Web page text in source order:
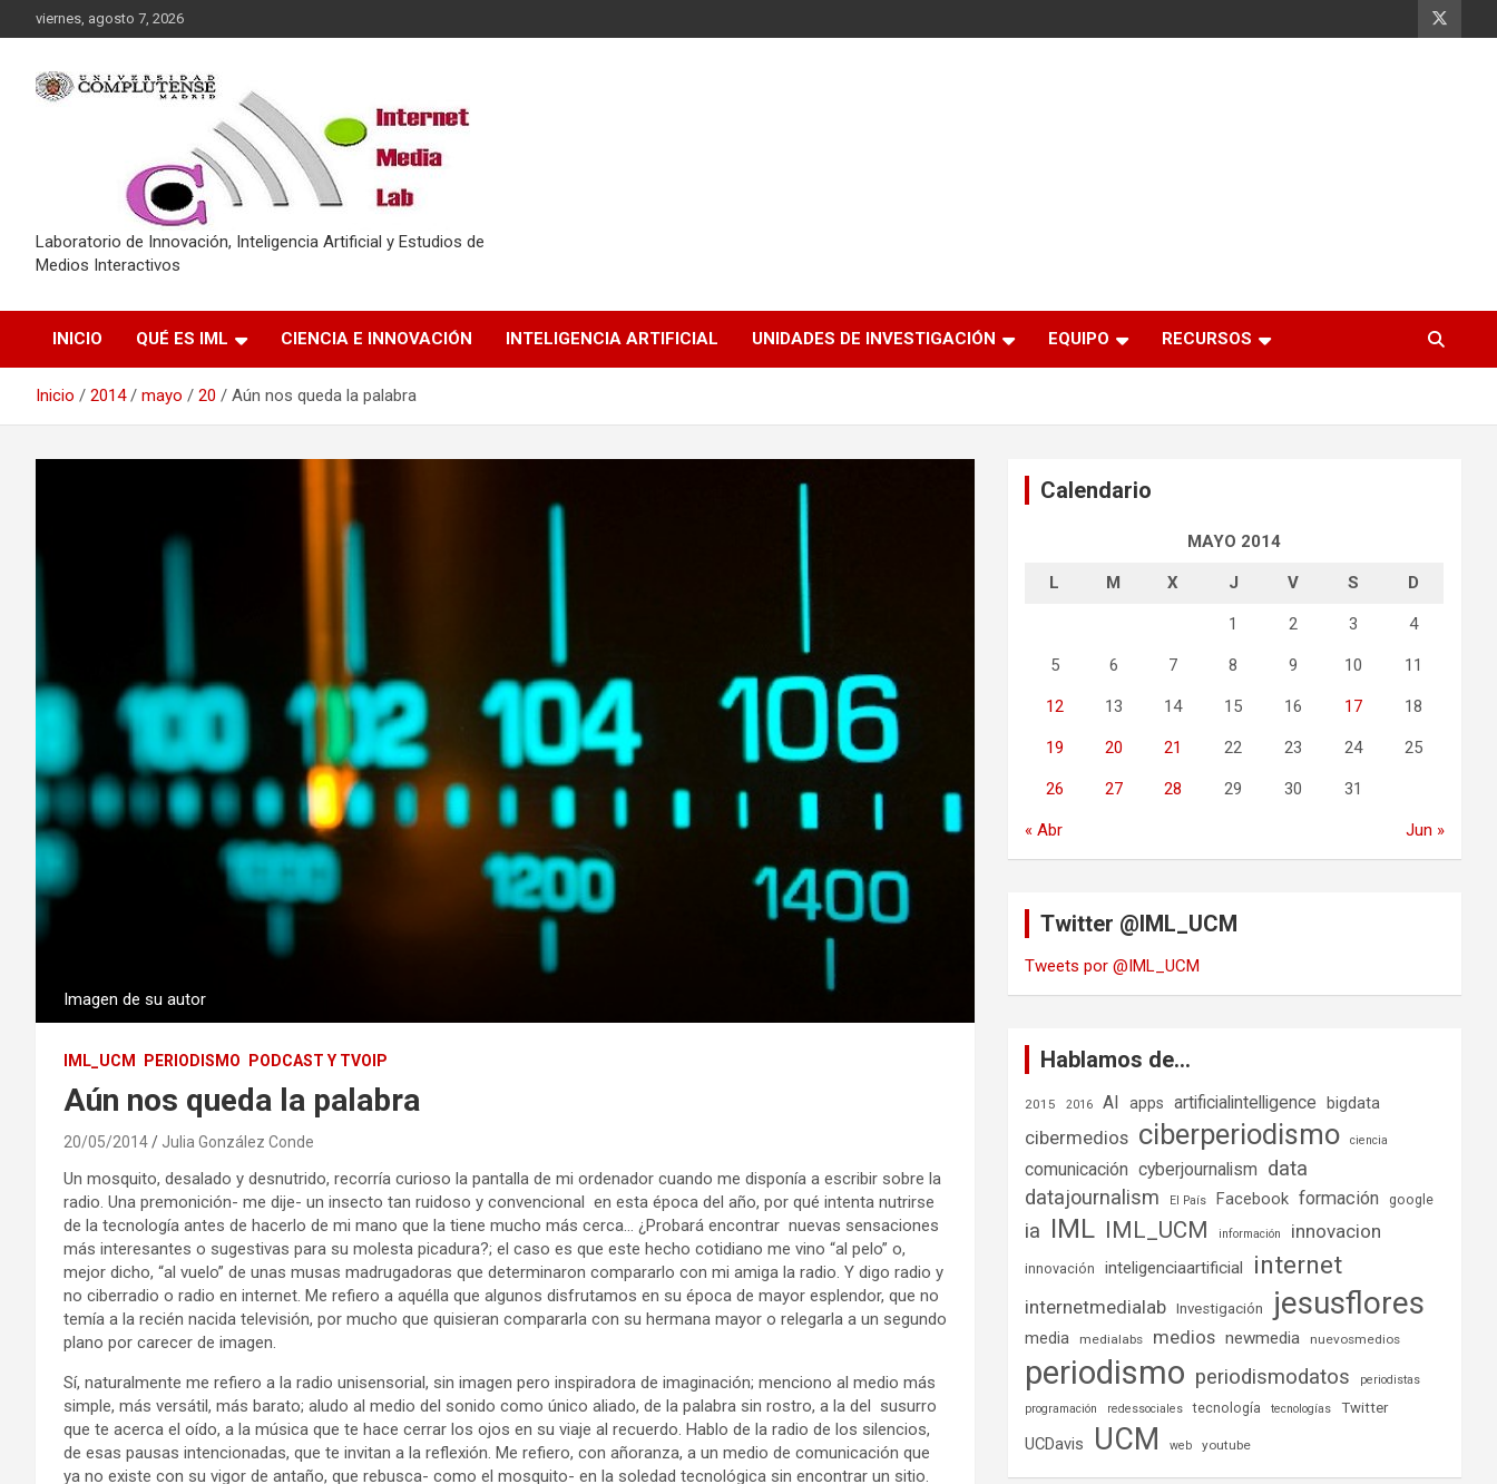
al
viernes, agosto 7, 2026
Laboratorio de Innovación, Inteligencia Artificial y Estudios de
Medios Interactivos
INICIO QUÉ ES IML CIENCIA E INNOVACIÓN INTELIGENCIA ARTIFICIAL UNIDADES DE INVESTIGACIÓN EQUIPO RECURSOS
Inicio 2014 mayo 20 Aún nos queda la palabra
Imagen de su autor
IML_UCM PERIODISMO PODCAST Y TVOIP
Aún nos queda la palabra
20/05/2014 Julia González Conde
Un mosquito, desalado y desnutrido, recorría curioso la pantalla de mi ordenador cuando me disponía a escribir sobre la
radio. Una premonición- me dije- un insecto tan ruidoso y convencional en esta época del año, por qué intenta nutrirse
de la tecnología antes de hacerlo de mi mano que la tiene mucho más cerca… ¿Probará encontrar nuevas sensaciones
más interesantes o sugestivas para su molesta picadura?; el caso es que este hecho cotidiano me vino “al pelo” o,
mejor dicho, “al vuelo” de unas musas madrugadoras que determinaron compararlo con mi amiga la radio. Y digo radio y
no ciberradio o radio en internet. Me refiero a aquélla que algunos disfrutamos en su época de mayor esplendor, que no
temía a la recién nacida televisión, por mucho que quisieran compararla con su hermana mayor o relegarla a un segundo
plano por carecer de imagen.
Sí, naturalmente me refiero a la radio unisensorial, sin imagen pero inspiradora de imaginación; menciono al medio más
simple, más versátil, más barato; aludo al medio del sonido como único aliado, de la palabra sin rostro, a la del susurro
que te acerca el oído, a la música que te hace cerrar los ojos en su viaje al recuerdo. Hablo de la radio de los silencios,
de esas pausas intencionadas, que te invitan a la reflexión. Me refiero, con añoranza, a un medio de comunicación que
ya no existe con su vigor de antaño, que rebusca- como el mosquito- en la soledad tecnológica sin encontrar un sitio.
Calendario
MAYO 2014
L M X J V S D
1 2 3 4
5 6 7 8 9 10 11
12 13 14 15 16 17 18
19 20 21 22 23 24 25
26 27 28 29 30 31
« Abr Jun »
Twitter @IML_UCM
Tweets por @IML_UCM
Hablamos de…
2015 2016 AI apps artificialintelligence bigdata
cibermedios ciberperiodismo ciencia
comunicación cyberjournalism data
datajournalism El País Facebook formación google
ia IML IML_UCM información innovacion
innovación inteligenciaartificial internet
internetmedialab Investigación jesusflores
media medialabs medios newmedia nuevosmedios
periodismo periodismodatos
periodistas
programación
redessociales tecnología tecnologías Twitter
UCDavis UCM web youtube